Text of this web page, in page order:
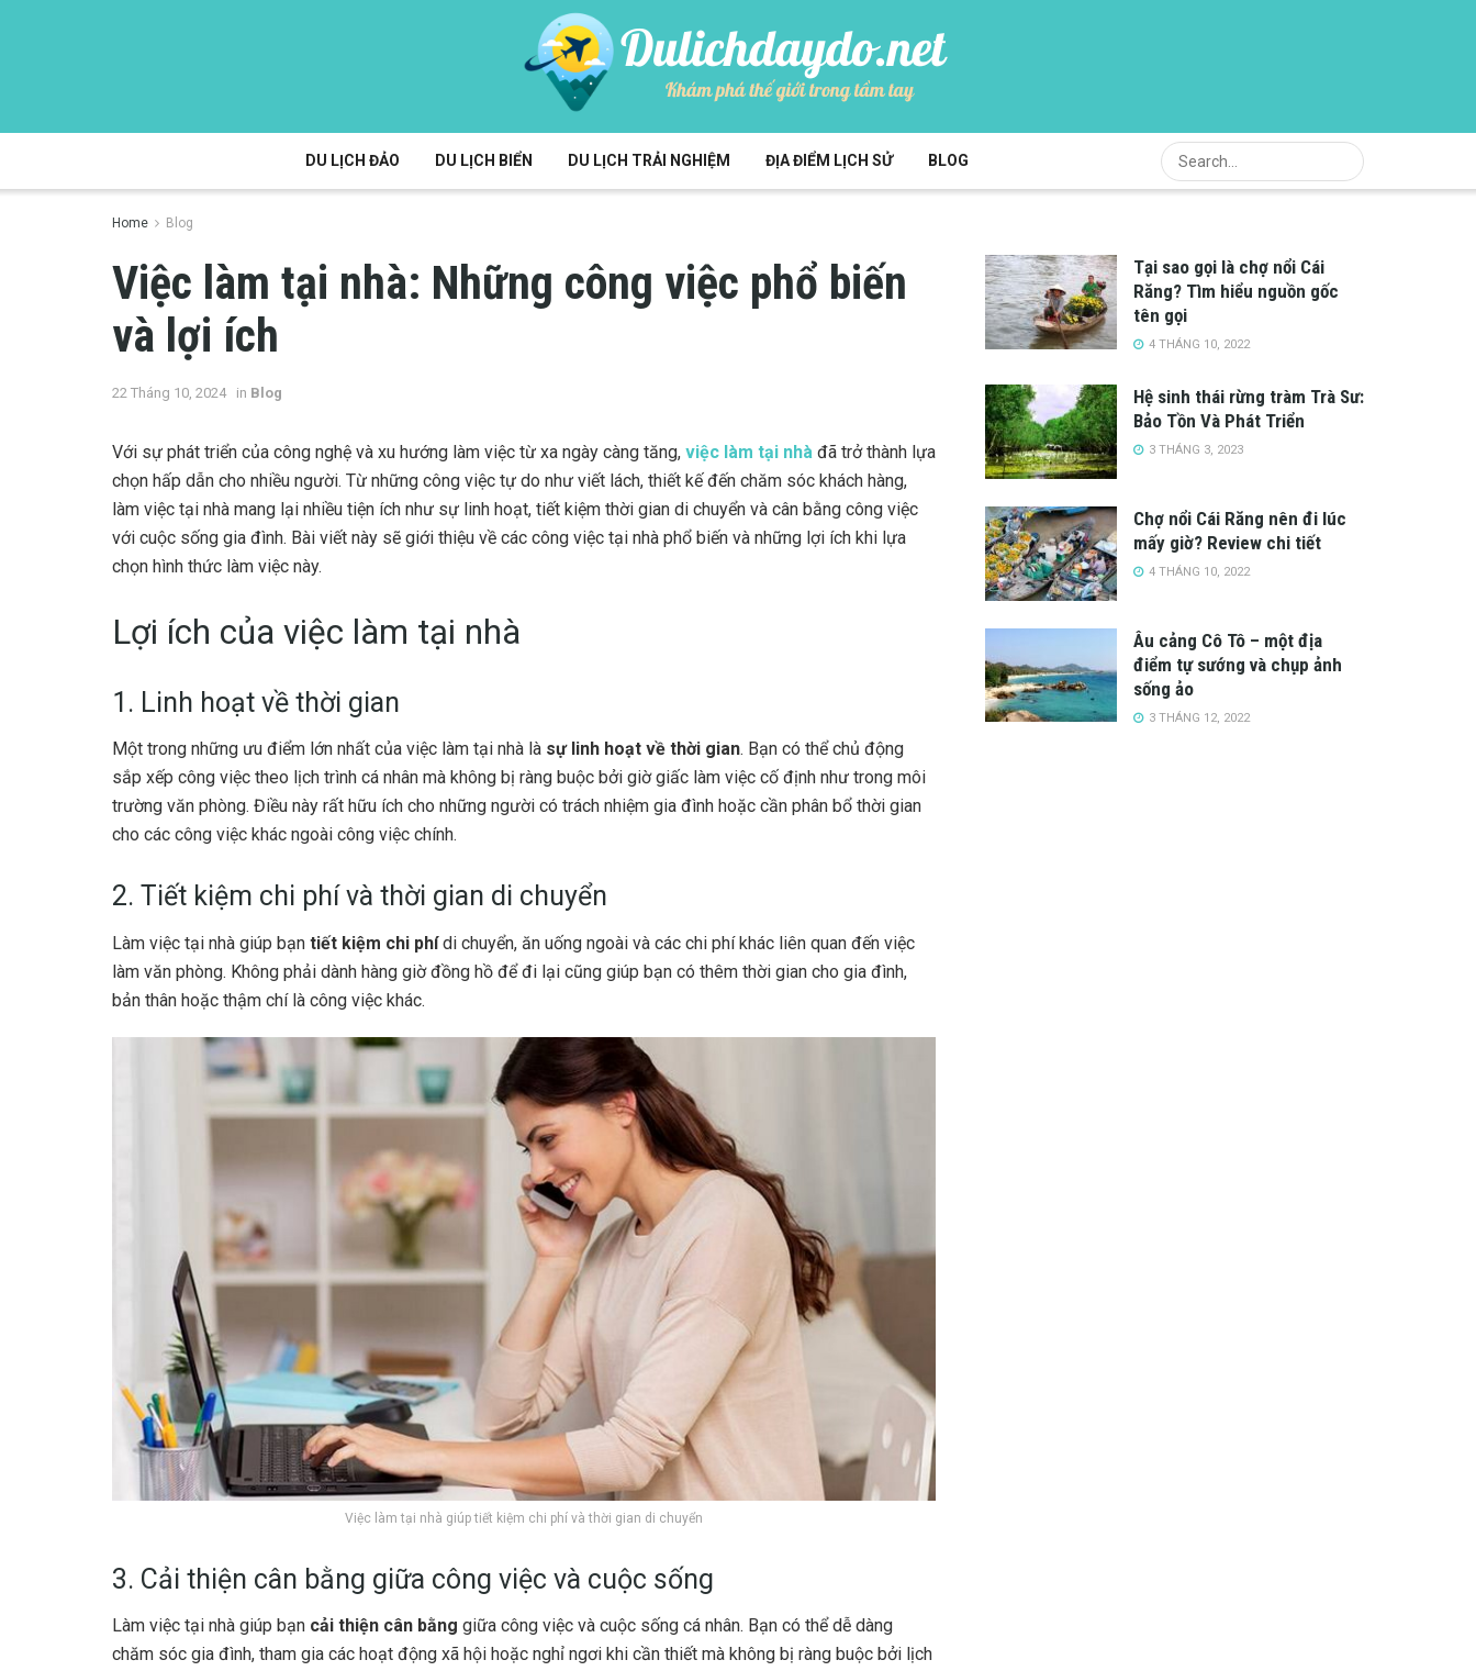
DU LỊCH ĐẢO DU LỊCH BIỂN DU LỊCH TRẢI NGHIỆM ĐỊA ĐIỂM LỊCH SỬ BLOG
Home Blog
Việc làm tại nhà: Những công việc phổ biến
và lợi ích
22 Tháng 10, 2024 in Blog
Với sự phát triển của công nghệ và xu hướng làm việc từ xa ngày càng tăng, việc làm tại nhà đã trở thành lựa
chọn hấp dẫn cho nhiều người. Từ những công việc tự do như viết lách, thiết kế đến chăm sóc khách hàng,
làm việc tại nhà mang lại nhiều tiện ích như sự linh hoạt, tiết kiệm thời gian di chuyển và cân bằng công việc
với cuộc sống gia đình. Bài viết này sẽ giới thiệu về các công việc tại nhà phổ biến và những lợi ích khi lựa
chọn hình thức làm việc này.
Lợi ích của việc làm tại nhà
1. Linh hoạt về thời gian
Một trong những ưu điểm lớn nhất của việc làm tại nhà là sự linh hoạt về thời gian. Bạn có thể chủ động
sắp xếp công việc theo lịch trình cá nhân mà không bị ràng buộc bởi giờ giấc làm việc cố định như trong môi
trường văn phòng. Điều này rất hữu ích cho những người có trách nhiệm gia đình hoặc cần phân bổ thời gian
cho các công việc khác ngoài công việc chính.
2. Tiết kiệm chi phí và thời gian di chuyển
Làm việc tại nhà giúp bạn tiết kiệm chi phídi chuyển, ăn uống ngoài và các chi phí khác liên quan đến việc
làm văn phòng. Không phải dành hàng giờ đồng hồ để đi lại cũng giúp bạn có thêm thời gian cho gia đình,
bản thân hoặc thậm chí là công việc khác.
Việc làm tại nhà giúp tiết kiệm chi phí và thời gian di chuyển
3. Cải thiện cân bằng giữa công việc và cuộc sống
Làm việc tại nhà giúp bạn cải thiện cân bằng giữa công việc và cuộc sống cá nhân. Bạn có thể dễ dàng
chăm sóc gia đình, tham gia các hoạt động xã hội hoặc nghỉ ngơi khi cần thiết mà không bị ràng buộc bởi lịch
Tại sao gọi là chợ nổi Cái
Răng? Tìm hiểu nguồn gốc
tên gọi
4 THÁNG 10, 2022
Hệ sinh thái rừng tràm Trà Sư:
Bảo Tồn Và Phát Triển
3 THÁNG 3, 2023
Chợ nổi Cái Răng nên đi lúc
mấy giờ? Review chi tiết
4 THÁNG 10, 2022
Âu cảng Cô Tô – một địa
điểm tự sướng và chụp ảnh
sống ảo
3 THÁNG 12, 2022